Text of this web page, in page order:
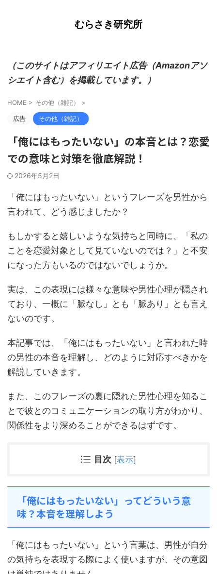
むらさき研究所
（このサイトはアフィリエイト広告（Amazonアソ
シエイト含む）を掲載しています。）
HOME > その他（雑記） >
広告 その他（雑記）
「俺にはもったいない」の本音とは？恋愛
での意味と対策を徹底解説！
2026年5月2日
「俺にはもったいない」というフレーズを男性から
言われて、どう感じましたか？
もしかすると嬉しいような気持ちと同時に、「私の
ことを恋愛対象として見ていないのでは？」と不安
になった方もいるのではないでしょうか。
実は、この表現には様々な意味や男性心理が隠され
ており、一概に「脈なし」とも「脈あり」とも言え
ないのです。
本記事では、「俺にはもったいない」と言われた時
の男性の本音を理解し、どのように対応すべきかを
解説していきます。
また、このフレーズの裏に隠れた男性心理を知るこ
とで彼とのコミュニケーションの取り方がわかり、
関係性をより深めることができるはずです。
目次 [表示]
「俺にはもったいない」ってどういう意
味？本音を理解しよう
「俺にはもったいない」という言葉は、男性が自分
の気持ちを表現する際によく使いますが、その意図